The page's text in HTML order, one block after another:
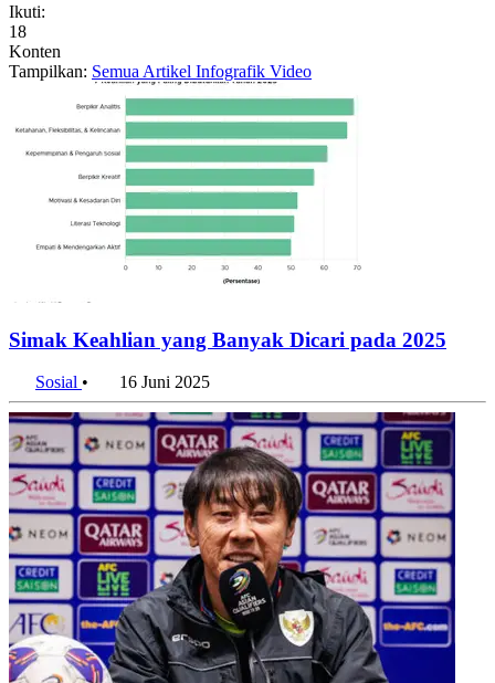
Ikuti:
18
Konten
Tampilkan: Semua Artikel Infografik Video
Simak Keahlian yang Banyak Dicari pada 2025
Sosial • 16 Juni 2025